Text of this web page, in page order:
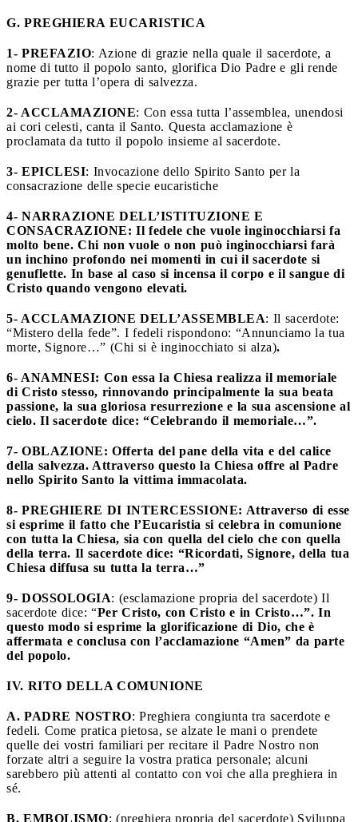
G. PREGHIERA EUCARISTICA
1- PREFAZIO: Azione di grazie nella quale il sacerdote, a
nome di tutto il popolo santo, glorifica Dio Padre e gli rende
grazie per tutta l’opera di salvezza.
2- ACCLAMAZIONE: Con essa tutta l’assemblea, unendosi
ai cori celesti, canta il Santo. Questa acclamazione è
proclamata da tutto il popolo insieme al sacerdote.
3- EPICLESI: Invocazione dello Spirito Santo per la
consacrazione delle specie eucaristiche
4- NARRAZIONE DELL’ISTITUZIONE E
CONSACRAZIONE: Il fedele che vuole inginocchiarsi fa
molto bene. Chi non vuole o non può inginocchiarsi farà
un inchino profondo nei momenti in cui il sacerdote si
genuflette. In base al caso si incensa il corpo e il sangue di
Cristo quando vengono elevati.
5- ACCLAMAZIONE DELL’ASSEMBLEA: Il sacerdote:
“Mistero della fede”. I fedeli rispondono: “Annunciamo la tua
morte, Signore…” (Chi si è inginocchiato si alza).
6- ANAMNESI: Con essa la Chiesa realizza il memoriale
di Cristo stesso, rinnovando principalmente la sua beata
passione, la sua gloriosa resurrezione e la sua ascensione al
cielo. Il sacerdote dice: “Celebrando il memoriale…”.
7- OBLAZIONE: Offerta del pane della vita e del calice
della salvezza. Attraverso questo la Chiesa offre al Padre
nello Spirito Santo la vittima immacolata.
8- PREGHIERE DI INTERCESSIONE: Attraverso di esse
si esprime il fatto che l’Eucaristia si celebra in comunione
con tutta la Chiesa, sia con quella del cielo che con quella
della terra. Il sacerdote dice: “Ricordati, Signore, della tua
Chiesa diffusa su tutta la terra…”
9- DOSSOLOGIA: (esclamazione propria del sacerdote) Il
sacerdote dice: “Per Cristo, con Cristo e in Cristo…”. In
questo modo si esprime la glorificazione di Dio, che è
affermata e conclusa con l’acclamazione “Amen” da parte
del popolo.
IV. RITO DELLA COMUNIONE
A. PADRE NOSTRO: Preghiera congiunta tra sacerdote e
fedeli. Come pratica pietosa, se alzate le mani o prendete
quelle dei vostri familiari per recitare il Padre Nostro non
forzate altri a seguire la vostra pratica personale; alcuni
sarebbero più attenti al contatto con voi che alla preghiera in
sé.
B. EMBOLISMO: (preghiera propria del sacerdote) Sviluppa